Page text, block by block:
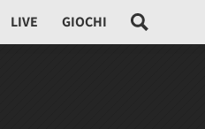
LIVE GIOCHI